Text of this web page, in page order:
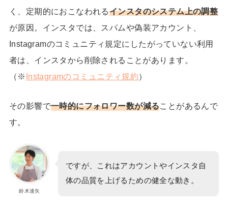
く、定期的におこなわれるインスタのシステム上の調整
が原因。 インスタでは、スパムや偽装アカウント、
Instagramのコミュニティ規定にしたがっていない利用
者は、インスタから削除されることがあります。
（ ※ Instagramのコミュニティ規約）
その影響で一時的にフォロワー数が減ることがあるんで
す。
鈴木達矢
ですが、これはアカウントやインスタ自
体の品質を上げるための健全な動き。